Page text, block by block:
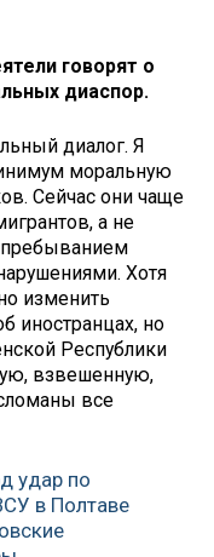
говорят о
диаспор.
диалог. Я
моральную
Сейчас они чаще
а не
Хотя
изменить
иностранцах, но
Республики
взвешенную,
все
удар по
в Полтаве